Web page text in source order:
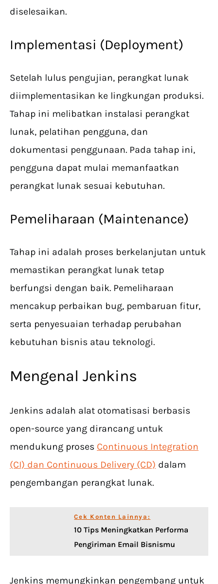
diselesaikan.
Implementasi (Deployment)
Setelah lulus pengujian, perangkat lunak
diimplementasikan ke lingkungan produksi.
Tahap ini melibatkan instalasi perangkat
lunak, pelatihan pengguna, dan
dokumentasi penggunaan. Pada tahap ini,
pengguna dapat mulai memanfaatkan
perangkat lunak sesuai kebutuhan.
Pemeliharaan (Maintenance)
Tahap ini adalah proses berkelanjutan untuk
memastikan perangkat lunak tetap
berfungsi dengan baik. Pemeliharaan
mencakup perbaikan bug, pembaruan fitur,
serta penyesuaian terhadap perubahan
kebutuhan bisnis atau teknologi.
Mengenal Jenkins
Jenkins adalah alat otomatisasi berbasis
open-source yang dirancang untuk
mendukung proses Continuous Integration
(CI) dan Continuous Delivery (CD) dalam
pengembangan perangkat lunak.
Cek Konten Lainnya:
10 Tips Meningkatkan Performa
Pengiriman Email Bisnismu
Jenkins memungkinkan pengembang untuk